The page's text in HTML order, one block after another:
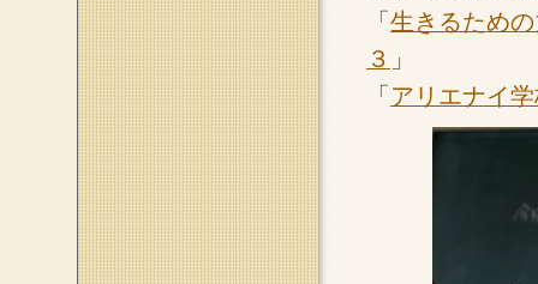
「 生きるため
３ 」
「 アリエナイ